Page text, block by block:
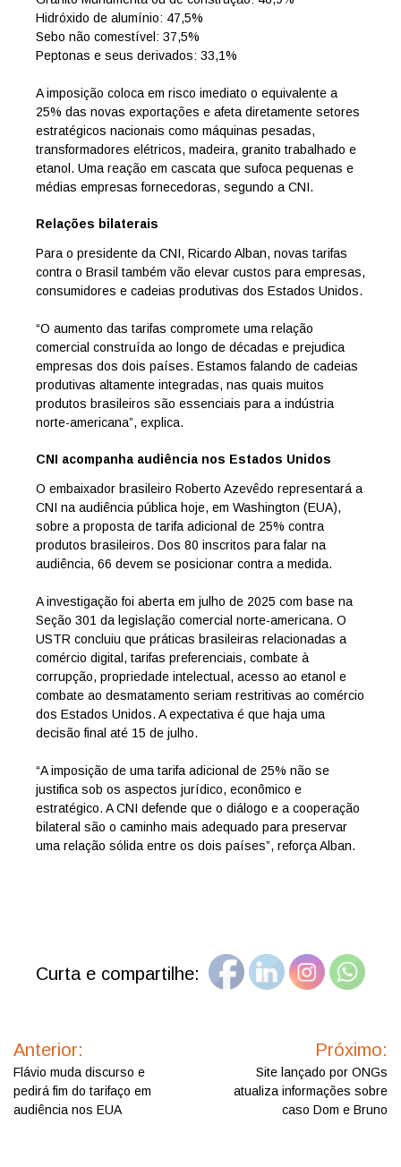
Hidróxido de alumínio: 47,5%
Sebo não comestível: 37,5%
Peptonas e seus derivados: 33,1%
A imposição coloca em risco imediato o equivalente a
25% das novas exportações e afeta diretamente setores
estratégicos nacionais como máquinas pesadas,
transformadores elétricos, madeira, granito trabalhado e
etanol. Uma reação em cascata que sufoca pequenas e
médias empresas fornecedoras, segundo a CNI.
Relações bilaterais
Para o presidente da CNI, Ricardo Alban, novas tarifas
contra o Brasil também vão elevar custos para empresas,
consumidores e cadeias produtivas dos Estados Unidos.
“O aumento das tarifas compromete uma relação
comercial construída ao longo de décadas e prejudica
empresas dos dois países. Estamos falando de cadeias
produtivas altamente integradas, nas quais muitos
produtos brasileiros são essenciais para a indústria
norte-americana”, explica.
CNI acompanha audiência nos Estados Unidos
O embaixador brasileiro Roberto Azevêdo representará a
CNI na audiência pública hoje, em Washington (EUA),
sobre a proposta de tarifa adicional de 25% contra
produtos brasileiros. Dos 80 inscritos para falar na
audiência, 66 devem se posicionar contra a medida.
A investigação foi aberta em julho de 2025 com base na
Seção 301 da legislação comercial norte-americana. O
USTR concluiu que práticas brasileiras relacionadas a
comércio digital, tarifas preferenciais, combate à
corrupção, propriedade intelectual, acesso ao etanol e
combate ao desmatamento seriam restritivas ao comércio
dos Estados Unidos. A expectativa é que haja uma
decisão final até 15 de julho.
“A imposição de uma tarifa adicional de 25% não se
justifica sob os aspectos jurídico, econômico e
estratégico. A CNI defende que o diálogo e a cooperação
bilateral são o caminho mais adequado para preservar
uma relação sólida entre os dois países”, reforça Alban.
Curta e compartilhe:
de
Anterior:
Flávio muda discurso e
pedirá fim do tarifaço em
audiência nos EUA
Próximo:
Site lançado por ONGs
atualiza informações sobre
caso Dom e Bruno